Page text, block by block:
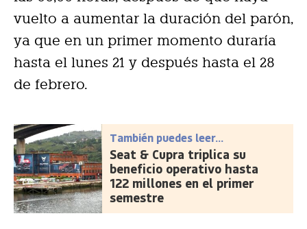
vuelto a aumentar la duración del parón,
ya que en un primer momento duraría
hasta el lunes 21 y después hasta el 28
de febrero.
También puedes leer...
Seat & Cupra triplica su
beneficio operativo hasta
122 millones en el primer
semestre